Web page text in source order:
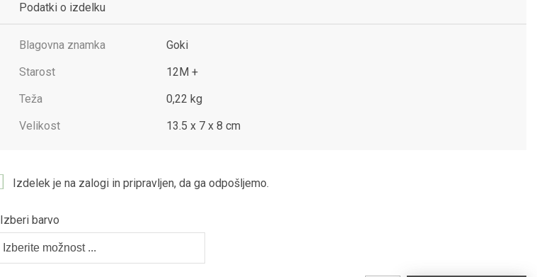
Podatki o izdelku
Blagovna znamka
Goki
Starost
12M +
Teža
0,22 kg
Velikost
13.5 x 7 x 8 cm
Izdelek je na zalogi in pripravljen, da ga odpošljemo.
Izberi barvo